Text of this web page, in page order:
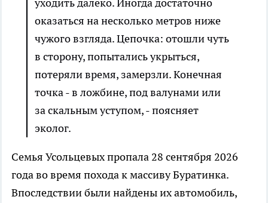
уходить далеко. Иногда достаточно
оказаться на несколько метров ниже
чужого взгляда. Цепочка: отошли чуть
в сторону, попытались укрыться,
потеряли время, замерзли. Конечная
точка - в ложбине, под валунами или
за скальным уступом, - поясняет
эколог.
Семья Усольцевых пропала 28 сентября 2026
года во время похода к массиву Буратинка.
Впоследствии были найдены их автомобиль,